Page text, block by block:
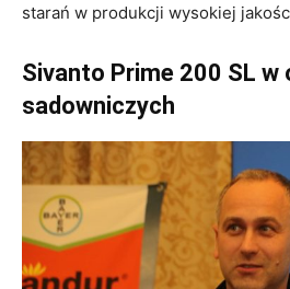
starań w produkcji wysokiej
Sivanto Prime 200 SL w
sadowniczych